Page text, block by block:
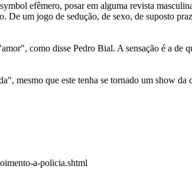
efêmero, posar em alguma revista
De um jogo de sedução, de sexo, de suposto
como disse Pedro Bial. A sensação é a de
mesmo que este tenha se tornado um show da
a-policia.shtml